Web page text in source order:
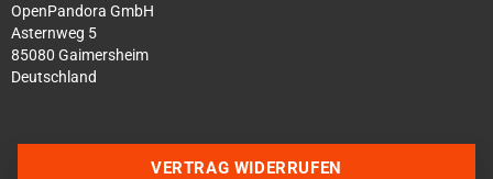
OpenPandora GmbH
Asternweg 5
85080 Gaimersheim
Deutschland
Über WhatsApp schreiben
VERTRAG WIDERRUFEN